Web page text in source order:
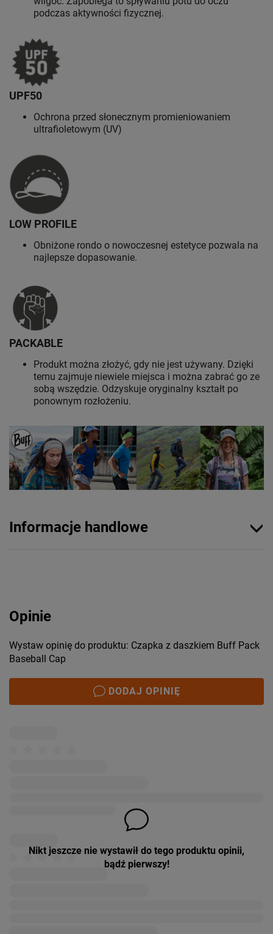
podczas aktywności fizycznej.
UPF50
Ochrona przed słonecznym promieniowaniem
ultrafioletowym (UV)
LOW PROFILE
Obniżone rondo o nowoczesnej estetyce pozwala na
najlepsze dopasowanie.
PACKABLE
Produkt można złożyć, gdy nie jest używany. Dzięki
temu zajmuje niewiele miejsca i można zabrać go ze
sobą wszędzie. Odzyskuje oryginalny kształt po
ponownym rozłożeniu.
Informacje handlowe
Opinie
Wystaw opinię do produktu: Czapka z daszkiem Buff Pack
Baseball Cap
DODAJ OPINIĘ
Nikt jeszcze nie wystawił do tego produktu opinii,
bądź pierwszy!